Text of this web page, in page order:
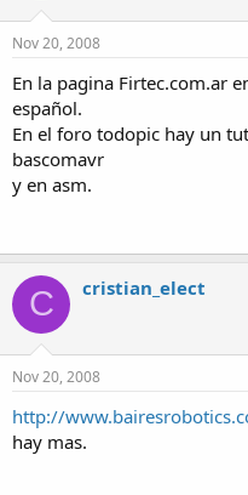
Nov 20, 2008
En la pagina Firtec.com.ar
español.
En el foro todopic hay un
bascomavr
y en asm.
C cristian_elect
Nov 20, 2008
http://
hay mas.